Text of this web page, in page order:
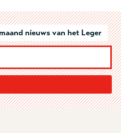
nieuws van het Leger